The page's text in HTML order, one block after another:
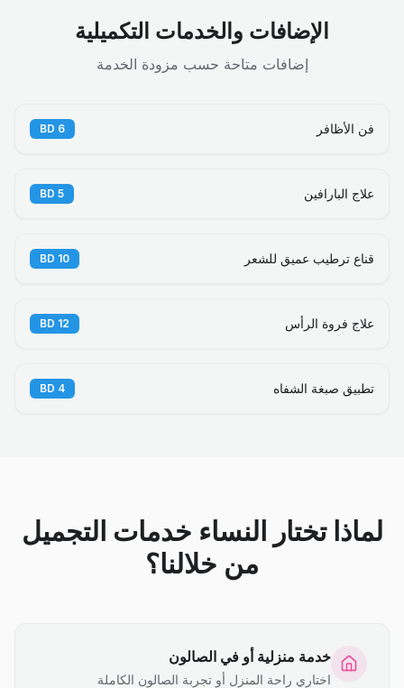
الإضافات والخدمات التكميلية
إضافات متاحة حسب مزودة الخدمة
فن الأظافر 6
BD
علاج البارافين 5
BD
قناع ترطيب عميق للشعر 10
BD
علاج فروة الرأس 12
BD
تطبيق صبغة الشفاه 4
BD
لماذا تختار النساء خدمات التجميل
من خلالنا؟
خدمة منزلية أو في الصالون
اختاري راحة المنزل أو تجربة الصالون الكاملة